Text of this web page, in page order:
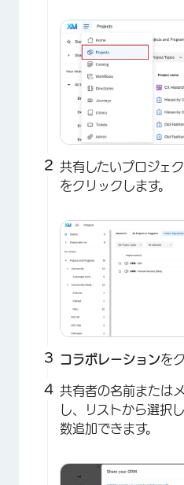
共有したいプロジェ
をクリックします。
コラボレーションを
共有者の名前または
し、リストから選択
数追加できます。